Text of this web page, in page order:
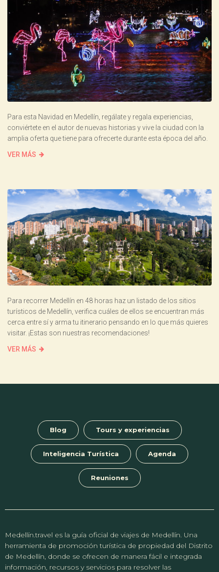
Para esta Navidad en Medellín, regálate y regala experiencias,
conviértete en el autor de nuevas historias y vive la ciudad con la
amplia oferta que tiene para ofrecerte durante esta época del año.
VER MÁS
Para recorrer Medellín en 48 horas haz un listado de los sitios
turísticos de Medellín, verifica cuáles de ellos se encuentran más
cerca entre sí y arma tu itinerario pensando en lo que más quieres
visitar. ¡Estas son nuestras recomendaciones!
VER MÁS
Blog Tours y experiencias
Inteligencia Turística Agenda
Reuniones
Medellín.travel es la guía oficial de viajes de Medellín. Una
herramienta de promoción turística de propiedad del Distrito
de Medellín, donde se ofrecen de manera fácil e integrada
información, recursos y servicios para resolver las